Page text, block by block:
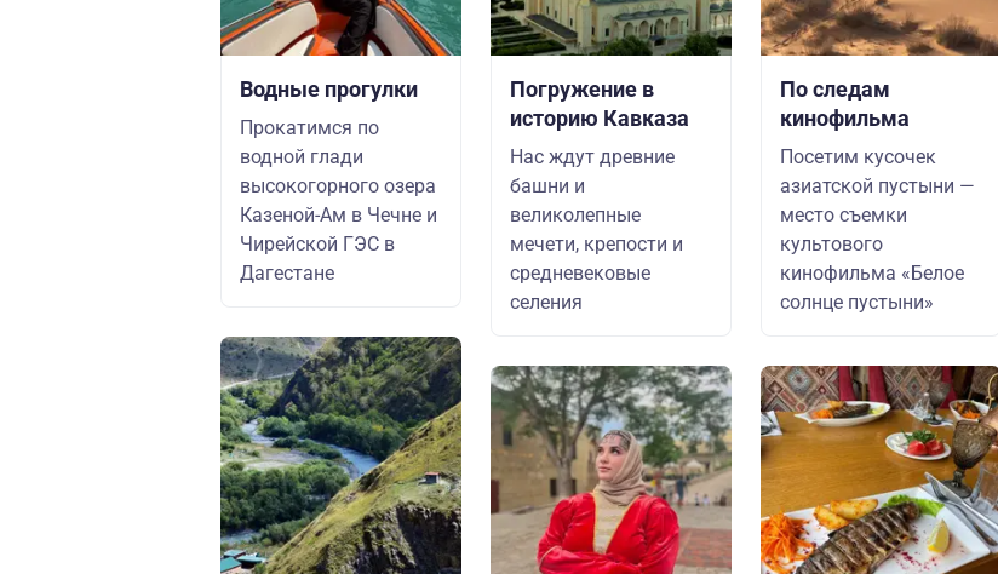
Водные прогулки
Прокатимся по
водной глади
высокогорного озера
Казеной-Ам в Чечне и
Чирейской ГЭС в
Дагестане
Погружение в
историю Кавказа
Нас ждут древние
башни и
великолепные
мечети, крепости и
средневековые
селения
По следам
кинофильма
Посетим кусочек
азиатской пустыни —
место съемки
культового
кинофильма «Белое
солнце пустыни»